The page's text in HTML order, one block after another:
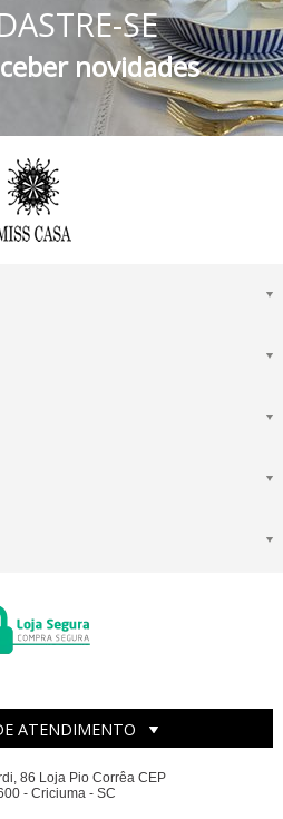
Consulte o Regulamento
SE
novidades
ATENDIMENTO
86 Loja Pio Corrêa CEP
- Criciuma - SC